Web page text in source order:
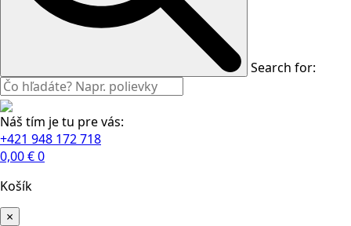
Search for:
Náš tím je tu pre vás:
+421 948 172 718
0,00€0
Košík
×